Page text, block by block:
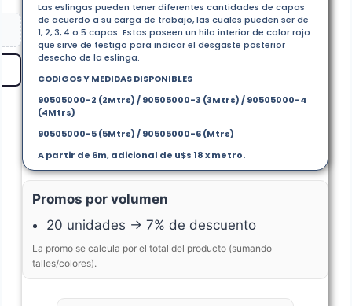
Las eslingas pueden tener diferentes cantidades de capas
de acuerdo a su carga de trabajo, las cuales pueden ser de
1, 2, 3, 4 o 5 capas. Estas poseen un hilo interior de color rojo
que sirve de testigo para indicar el desgaste posterior
desecho de la eslinga.
CODIGOS Y MEDIDAS DISPONIBLES
90505000-2 (2Mtrs) / 90505000-3 (3Mtrs) /90505000-4
(4Mtrs)
90505000-5 (5Mtrs) / 90505000-6 (Mtrs)
A partir de 6m, adicional de u$s 18 x metro.
Promos por volumen
20 unidades → 7% de descuento
La promo se calcula por el total del producto (sumando
talles/colores).